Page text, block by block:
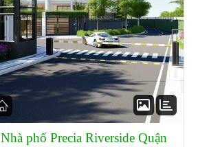
Nhà phố Precia Riverside Quận